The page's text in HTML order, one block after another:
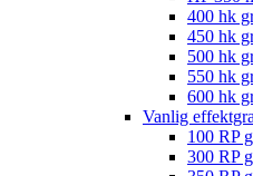
400 hk
450 hk
500 hk
550 hk
600 hk
Vanlig
100 RP
300 RP